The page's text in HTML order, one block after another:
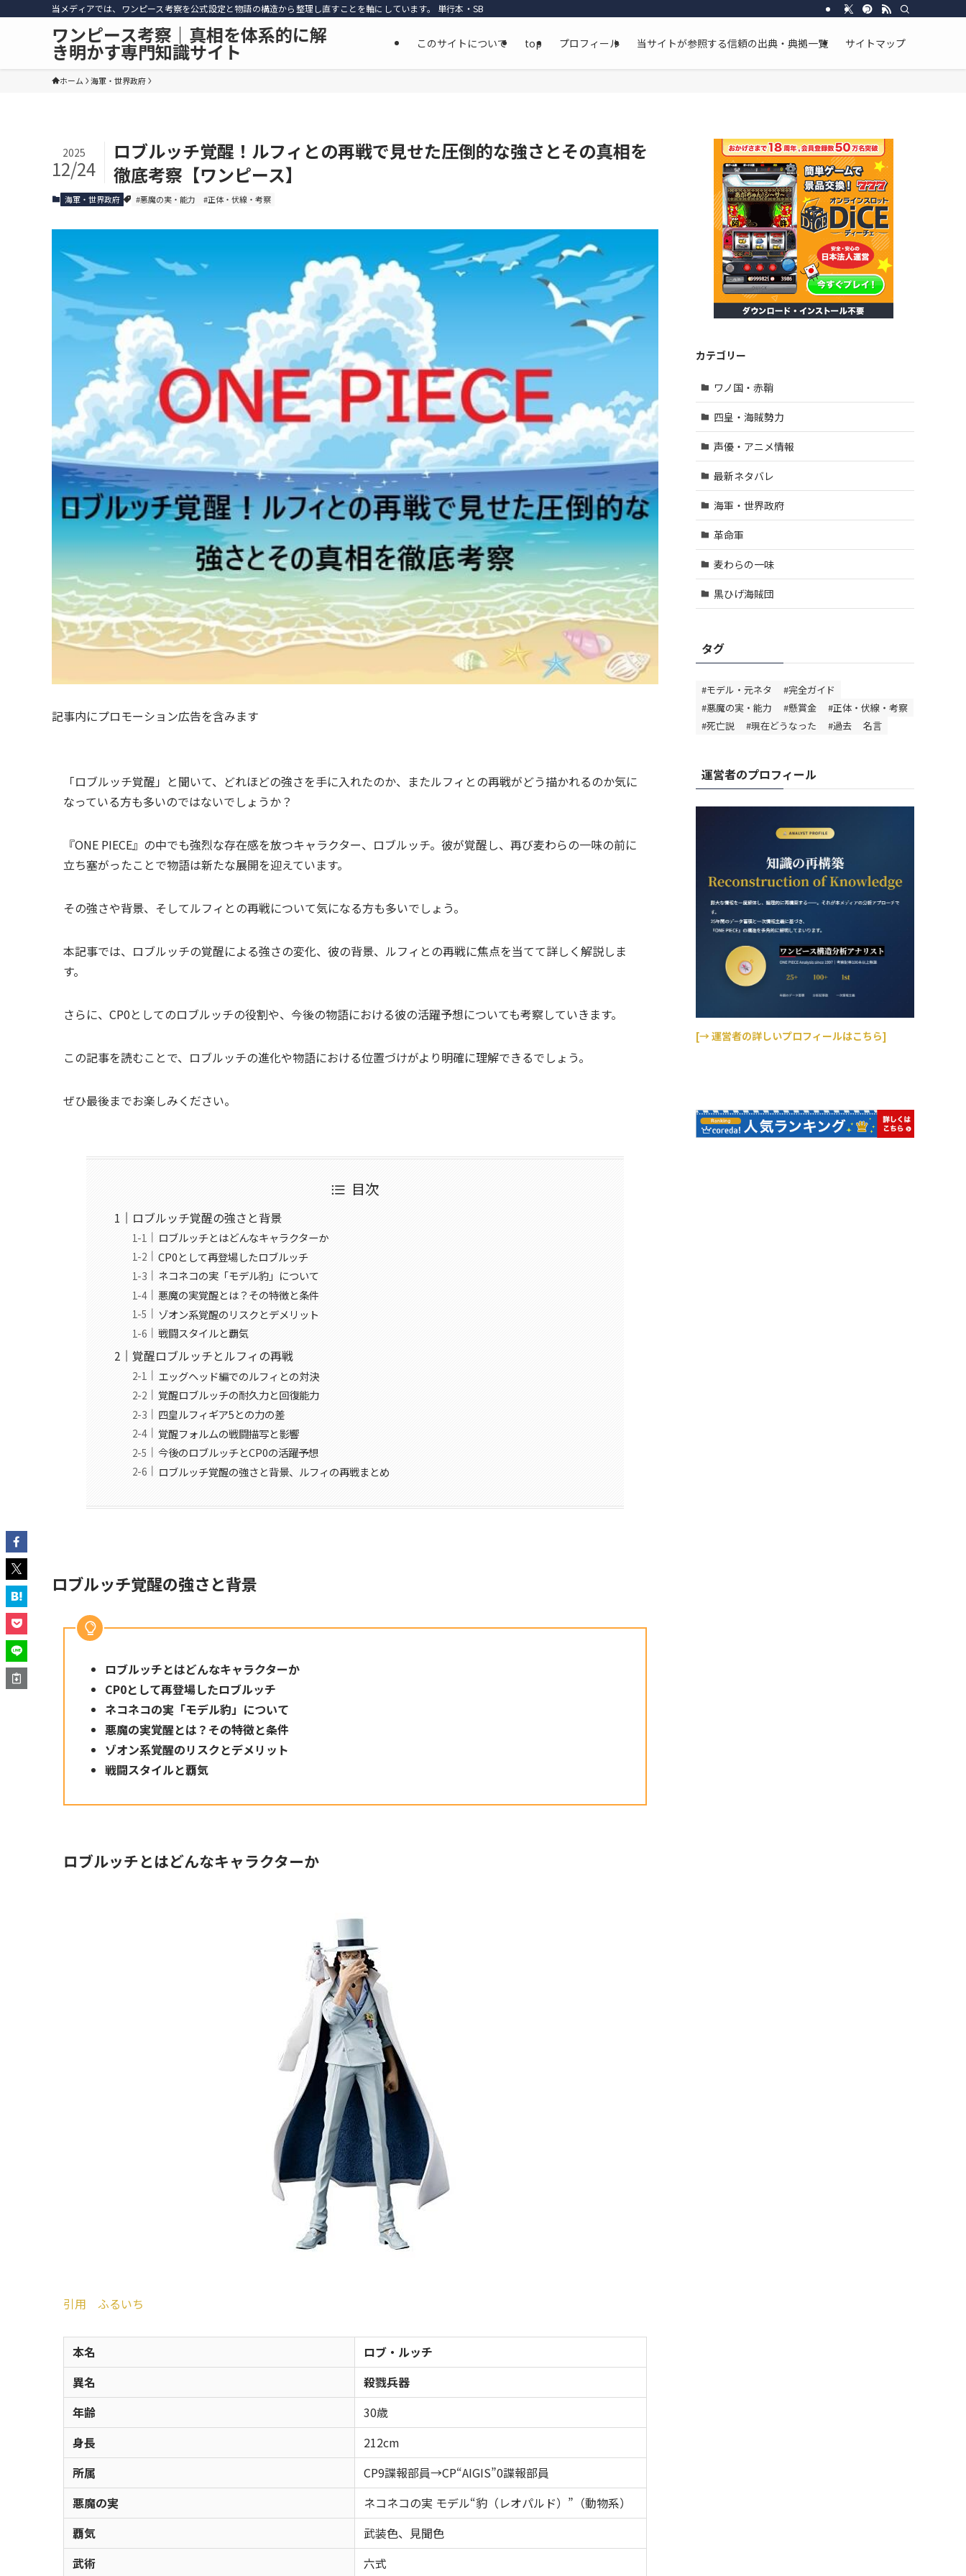
当メディアでは、ワンピース考察を公式設定と物語の構造から整理し直すことを軸にしています。 単行本・SBS・公式資料・最新話までを丁寧に参照し、断片的な情報ではなく、物語全体の流れと整合性を重視した分析を行って
ワンピース考察｜真相を体系的に解
き明かす専門知識サイト このサイトについて top プロフィール 当サイトが参照する信頼の出典・典拠一覧 サイトマップ
ホーム 海軍・世界政府
ロブルッチ覚醒！ルフィとの再戦で見せた圧倒的な強さとその真相を
徹底考察【ワンピース】
2025
12/24
海軍・世界政府 #悪魔の実・能力 #正体・伏線・考察
記事内にプロモーション広告を含みます
「ロブルッチ覚醒」と聞いて、どれほどの強さを手に入れたのか、またルフィとの再戦がどう描かれるのか気に
なっている方も多いのではないでしょうか？
『ONE PIECE』の中でも強烈な存在感を放つキャラクター、ロブルッチ。彼が覚醒し、再び麦わらの一味の前に
立ち塞がったことで物語は新たな展開を迎えています。
その強さや背景、そしてルフィとの再戦について気になる方も多いでしょう。
本記事では、ロブルッチの覚醒による強さの変化、彼の背景、ルフィとの再戦に焦点を当てて詳しく解説しま
す。
さらに、CP0としてのロブルッチの役割や、今後の物語における彼の活躍予想についても考察していきます。
この記事を読むことで、ロブルッチの進化や物語における位置づけがより明確に理解できるでしょう。
ぜひ最後までお楽しみください。
目次
ロブルッチ覚醒の強さと背景
ロブルッチとはどんなキャラクターか
CP0として再登場したロブルッチ
ネコネコの実「モデル豹」について
悪魔の実覚醒とは？その特徴と条件
ゾオン系覚醒のリスクとデメリット
戦闘スタイルと覇気
覚醒ロブルッチとルフィの再戦
エッグヘッド編でのルフィとの対決
覚醒ロブルッチの耐久力と回復能力
四皇ルフィギア5との力の差
覚醒フォルムの戦闘描写と影響
今後のロブルッチとCP0の活躍予想
ロブルッチ覚醒の強さと背景、ルフィの再戦まとめ
ロブルッチ覚醒の強さと背景
ロブルッチとはどんなキャラクターか
CP0として再登場したロブルッチ
ネコネコの実「モデル豹」について
悪魔の実覚醒とは？その特徴と条件
ゾオン系覚醒のリスクとデメリット
戦闘スタイルと覇気
ロブルッチとはどんなキャラクターか
引用 ふるいち
本名
ロブ・ルッチ
異名
殺戮兵器
年齢
30歳
身長
212cm
所属
CP9諜報部員→CP“AIGIS”0諜報部員
悪魔の実
ネコネコの実 モデル“豹（レオパルド）”（動物系）
覇気
武装色、見聞色
武術
六式
カテゴリー
ワノ国・赤鞘
四皇・海賊勢力
声優・アニメ情報
最新ネタバレ
海軍・世界政府
革命軍
麦わらの一味
黒ひげ海賊団
タグ
#モデル・元ネタ
#完全ガイド
#悪魔の実・能力
#懸賞金
#正体・伏線・考察
#死亡説
#現在どうなった #過去 名言
運営者のプロフィール
[→ 運営者の詳しいプロフィールはこちら]